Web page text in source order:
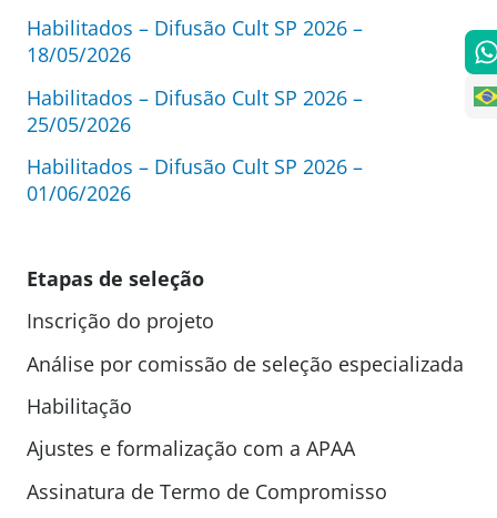
Habilitados – Difusão Cult SP 2026 –
18/05/2026
Habilitados – Difusão Cult SP 2026 –
25/05/2026
Habilitados – Difusão Cult SP 2026 –
01/06/2026
Etapas de seleção
Inscrição do projeto
Análise por comissão de seleção especializada
Habilitação
Ajustes e formalização com a APAA
Assinatura de Termo de Compromisso